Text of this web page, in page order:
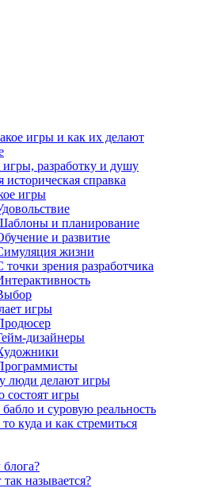
игры и как их делают
разработку и душу
историческая справка
игры
и планирование
и развитие
жизни
точки зрения разработчика
игры
дизайнеры
люди делают игры
состоят игры
и суровую реальность
куда и как стремиться
называется?